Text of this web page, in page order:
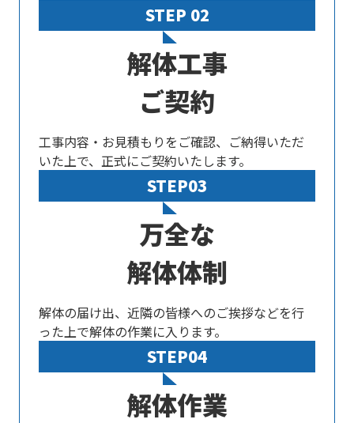
STEP 02
解体工事
ご契約
工事内容・お見積もりをご確認、ご納得いただ
いた上で、正式にご契約いたします。
STEP03
万全な
解体体制
解体の届け出、近隣の皆様へのご挨拶などを行
った上で解体の作業に入ります。
STEP04
解体作業